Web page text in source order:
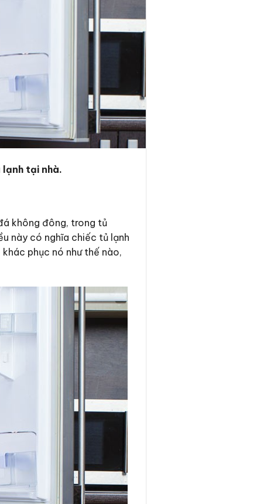
lạnh tại nhà.
không đông, trong tủ
này có nghĩa chiếc tủ lạnh
phục nó như thế nào,